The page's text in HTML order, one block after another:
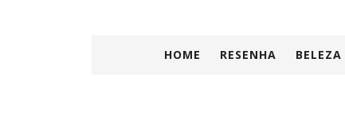
HOME RESENHA BELEZA